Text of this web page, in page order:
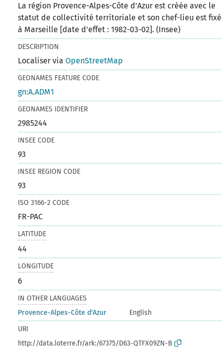
La région Provence-Alpes-Côte d'Azur est créée avec le
statut de collectivité territoriale et son chef-lieu est fixé
à Marseille [date d'effet : 1982-03-02]. (Insee)
DESCRIPTION
Localiser viaOpenStreetMap
GEONAMES FEATURE CODE
gn:A.ADM1
GEONAMES IDENTIFIER
2985244
INSEE CODE
93
INSEE REGION CODE
93
ISO 3166-2 CODE
FR-PAC
LATITUDE
44
LONGITUDE
6
IN OTHER LANGUAGES
Provence-Alpes-Côte d'Azur
English
URI
http://data.loterre.fr/ark:/67375/D63-QTFX09ZN-B